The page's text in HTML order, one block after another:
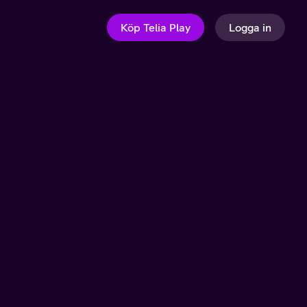
Köp Telia Play Logga in